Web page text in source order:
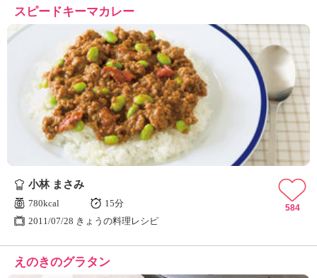
スピードキーマカレー
小林 まさみ
780kcal
15分
2011/07/28 きょうの料理レシピ
584
えのきのグラタン